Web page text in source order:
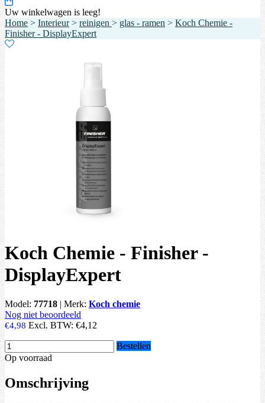
Uw winkelwagen is leeg!
Home > Interieur> reinigen > glas - ramen > Koch Chemie -
Finisher - DisplayExpert
Koch Chemie - Finisher -
DisplayExpert
Model: 77718 | Merk: Koch chemie
Nog niet beoordeeld
€4,98 Excl. BTW: €4,12
Bestellen
Op voorraad
Omschrijving